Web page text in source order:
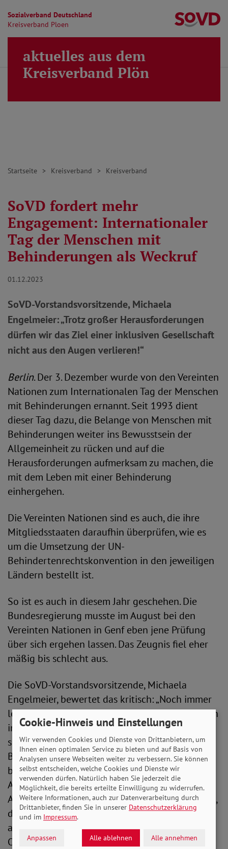
Sozialverband Deutschland
Kreisverband Ploen
Direkt zu den Inhalten springen
MENÜ
aktuelles aus dem
Kreisverband Plön
Startseite Kreisverband Kreisverband
SoVD fordert mehr
Engagement: Internationaler
Tag der Menschen mit
Behinderungen als Weckruf
01.12.2023
SoVD-Vorstandsvorsitzende, Michaela
Engelmeier: „Trotz großer Herausforderungen
dürfen wir das Ziel einer inklusiven Gesellschaft
nicht aus den Augen verlieren!“
Berlin. Der 3. Dezember wurde von den Vereinten
Nationen zum Internationalen Tag der Menschen
mit Behinderungen ernannt. Seit 1993 dient
dieser Tag dazu, die Belange von Menschen mit
Behinderungen weiter ins Bewusstsein der
Allgemeinheit zu rücken und auf die
Herausforderungen aufmerksam zu machen, die
mit dem Leben mit einer Behinderung
einhergehen.
Die Vereinten Nationen sind es auch, die ihre
Mitgliedsstaaten daraufhin überprüfen, wie es
um die Umsetzung der UN-
Behindertenrechtskonvention in den jeweiligen
Ländern bestellt ist.
So ist es auch in diesem Jahr geschehen. Die
Bundesregierung musste im August bei den
Vereinten Nationen in Genf eben jene Prüfung
über sich ergehen lassen. Das Zeugnis fiel eher
mäßig bis schlecht aus.
Die SoVD-Vorstandsvorsitzende, Michaela
Engelmeier, bewertet das kritisch: „Noch immer
leben viel zu viele Menschen mit Behinderungen
in Sondereinrichtungen, gehen nicht ganz
selbstverständlich mit Kindern ohne
Behinderungen in die Kita oder Schule,
beziehungsweise verbringen sie den
Arbeitsalltag nicht gemeinsam. Sogar ein
Arztbesuch ist für Menschen mit Behinderungen,
die besonders auf gute medizinische Versorgung
angewiesen sind, nicht ohne besonderen
Organisationsaufwand möglich.“
Cookie-Hinweis und Einstellungen
Wir verwenden Cookies und Dienste von Drittanbietern, um
Ihnen einen optimalen Service zu bieten und auf Basis von
Analysen unsere Webseiten weiter zu verbessern. Sie können
selbst entscheiden, welche Cookies und Dienste wir
verwenden dürfen. Natürlich haben Sie jederzeit die
Möglichkeit, die bereits erteilte Einwilligung zu widerrufen.
Weitere Informationen, auch zur Datenverarbeitung durch
Drittanbieter, finden Sie in unserer Datenschutzerklärung
und im Impressum.
Anpassen Alle ablehnen Alle annehmen